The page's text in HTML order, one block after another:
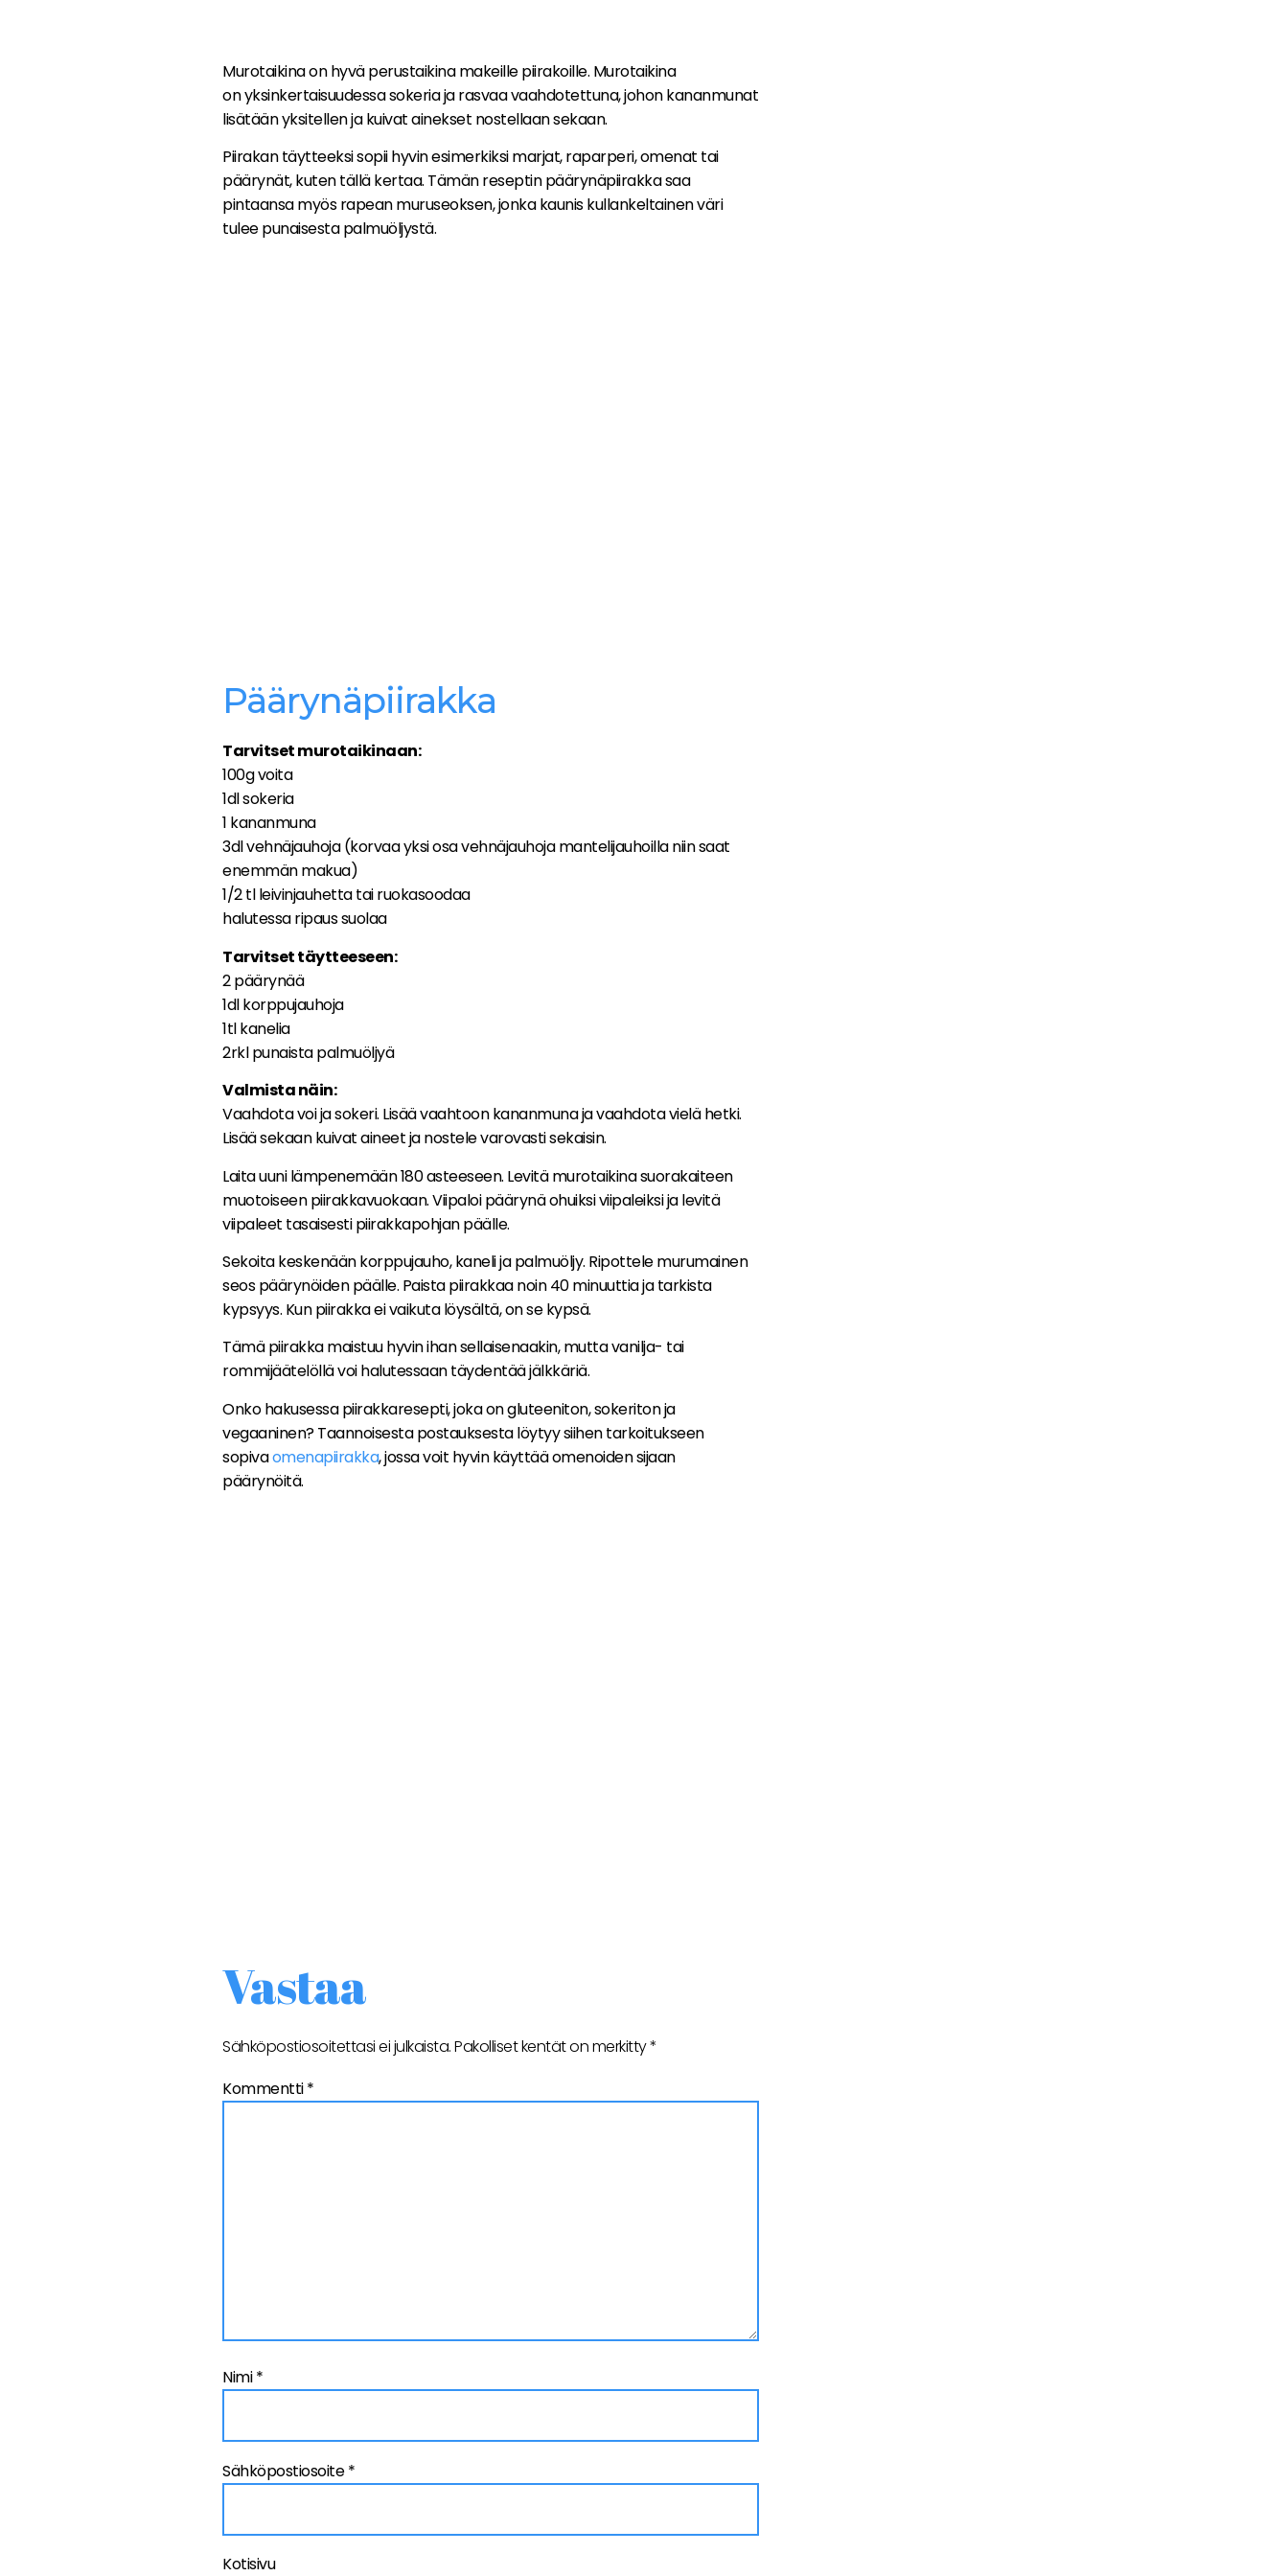
Murotaikina on hyvä perustaikina makeille piirakoille. Murotaikina
on yksinkertaisuudessa sokeria ja rasvaa vaahdotettuna, johon kananmunat
lisätään yksitellen ja kuivat ainekset nostellaan sekaan.
Piirakan täytteeksi sopii hyvin esimerkiksi marjat, raparperi, omenat tai
päärynät, kuten tällä kertaa. Tämän reseptin päärynäpiirakka saa
pintaansa myös rapean muruseoksen, jonka kaunis kullankeltainen väri
tulee punaisesta palmuöljystä.
Päärynäpiirakka
Tarvitset murotaikinaan:
100g voita
1dl sokeria
1 kananmuna
3dl vehnäjauhoja (korvaa yksi osa vehnäjauhoja mantelijauhoilla niin saat
enemmän makua)
1/2 tl leivinjauhetta tai ruokasoodaa
halutessa ripaus suolaa
Tarvitset täytteeseen:
2 päärynää
1dl korppujauhoja
1tl kanelia
2rkl punaista palmuöljyä
Valmista näin:
Vaahdota voi ja sokeri. Lisää vaahtoon kananmuna ja vaahdota vielä hetki.
Lisää sekaan kuivat aineet ja nostele varovasti sekaisin.
Laita uuni lämpenemään 180 asteeseen. Levitä murotaikina suorakaiteen
muotoiseen piirakkavuokaan. Viipaloi päärynä ohuiksi viipaleiksi ja levitä
viipaleet tasaisesti piirakkapohjan päälle.
Sekoita keskenään korppujauho, kaneli ja palmuöljy. Ripottele murumainen
seos päärynöiden päälle. Paista piirakkaa noin 40 minuuttia ja tarkista
kypsyys. Kun piirakka ei vaikuta löysältä, on se kypsä.
Tämä piirakka maistuu hyvin ihan sellaisenaakin, mutta vanilja- tai
rommijäätelöllä voi halutessaan täydentää jälkkäriä.
Onko hakusessa piirakkaresepti, joka on gluteeniton, sokeriton ja
vegaaninen? Taannoisesta postauksesta löytyy siihen tarkoitukseen
sopivaomenapiirakka, jossa voit hyvin käyttää omenoiden sijaan
päärynöitä.
Vastaa
Sähköpostiosoitettasi ei julkaista.Pakolliset kentät on merkitty*
Kommentti*
Nimi*
Sähköpostiosoite*
Kotisivu